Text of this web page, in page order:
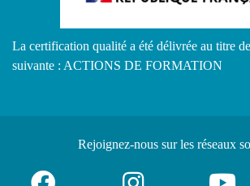
La certification qualité a été délivrée au titre
suivante : ACTIONS DE FORMATION
Rejoignez-nous sur les réseaux